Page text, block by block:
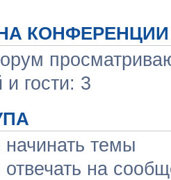
КОНФЕРЕНЦИИ
и гости: 3
начинать темы
отвечать на